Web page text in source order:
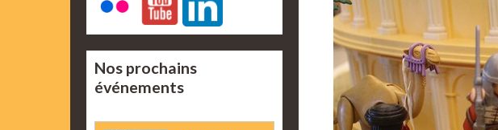
Nos prochains
événements